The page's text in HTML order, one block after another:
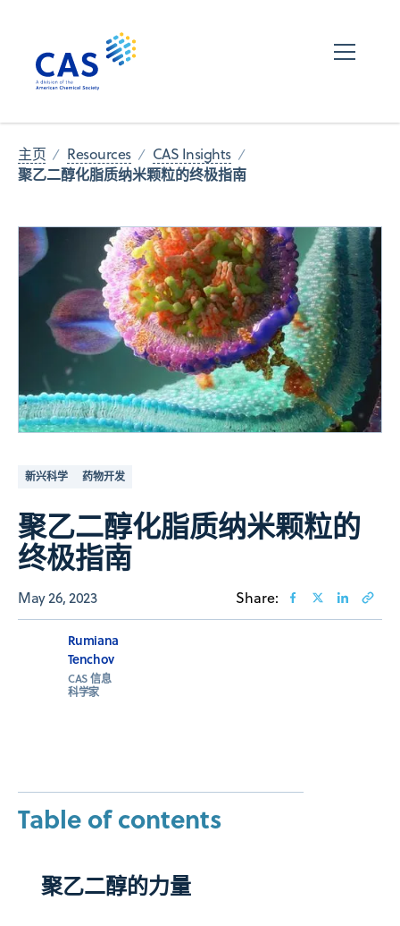
主页 Resources CAS Insights
聚乙二醇化脂质纳米颗粒的终极指南
新兴科学 药物开发
聚乙二醇化脂质纳米颗粒的
终极指南
May 26, 2023 Share:
Rumiana
Tenchov
CAS 信息
科学家
Table of contents
聚乙二醇的力量